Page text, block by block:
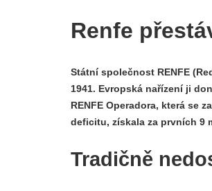
Renfe
Státní společnost RENFE
1941. Evropská nařízení ji
RENFE Operadora, která se
deficitu, získala za prvních 9
Tradičně